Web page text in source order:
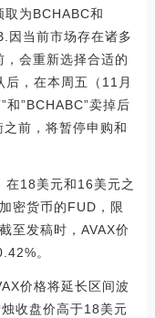
为BCHABC和
因当前市场存在诸多
会重新选择合适的
，在本周五（11月
和”BCHABC”卖掉后
前，将暂停申购和
在18美元和16美元之
密货币的FUD，限
至发稿时，AVAX价
。
价格将延长区间波
收盘价高于18美元